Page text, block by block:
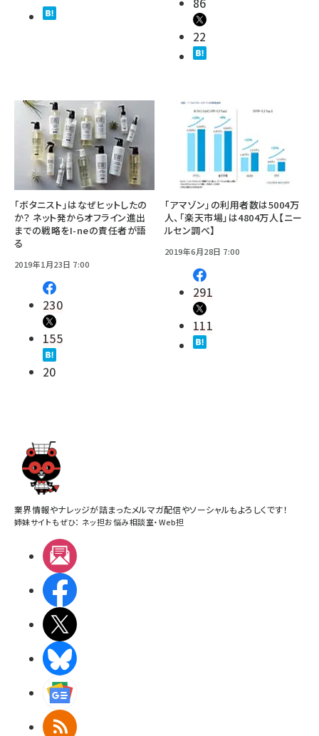
22
「ボタニスト」はなぜヒットしたの
か？ ネット発からオフライン進出
までの戦略をI-neの責任者が語
る
2019年1月23日 7:00
230
155
20
「アマゾン」の利用者数は5004万
人、「楽天市場」は4804万人【ニー
ルセン調べ】
2019年6月28日 7:00
291
111
業界情報やナレッジが詰まったメルマガ配信やソーシャルもよろしくです！
姉妹サイトもぜひ： ネッ担お悩み相談室・Web担
RSS